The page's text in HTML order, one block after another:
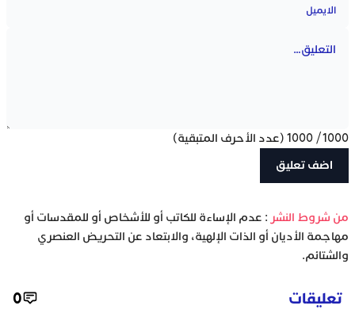
1000
/
1000 (عدد الأحرف المتبقية)
‫من شروط النشر : عدم الإساءة للكاتب أو للأشخاص أو للمقدسات أو
مهاجمة الأديان أو الذات الإلهية، والابتعاد عن التحريض العنصري
والشتائم.
تعليقات 0